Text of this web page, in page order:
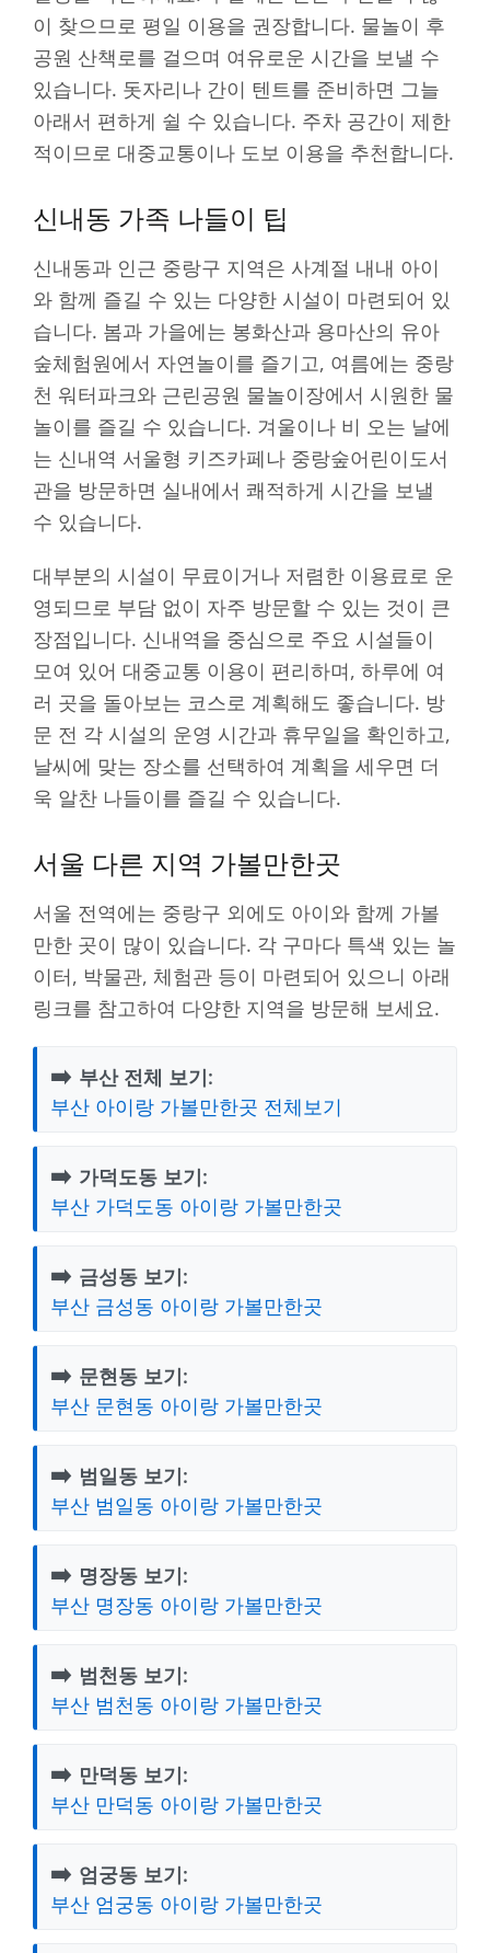
이 찾으므로 평일 이용을 권장합니다. 물놀이 후
공원 산책로를 걸으며 여유로운 시간을 보낼 수
있습니다. 돗자리나 간이 텐트를 준비하면 그늘
아래서 편하게 쉴 수 있습니다. 주차 공간이 제한
적이므로 대중교통이나 도보 이용을 추천합니다.
신내동 가족 나들이 팁
신내동과 인근 중랑구 지역은 사계절 내내 아이
와 함께 즐길 수 있는 다양한 시설이 마련되어 있
습니다. 봄과 가을에는 봉화산과 용마산의 유아
숲체험원에서 자연놀이를 즐기고, 여름에는 중랑
천 워터파크와 근린공원 물놀이장에서 시원한 물
놀이를 즐길 수 있습니다. 겨울이나 비 오는 날에
는 신내역 서울형 키즈카페나 중랑숲어린이도서
관을 방문하면 실내에서 쾌적하게 시간을 보낼
수 있습니다.
대부분의 시설이 무료이거나 저렴한 이용료로 운
영되므로 부담 없이 자주 방문할 수 있는 것이 큰
장점입니다. 신내역을 중심으로 주요 시설들이
모여 있어 대중교통 이용이 편리하며, 하루에 여
러 곳을 돌아보는 코스로 계획해도 좋습니다. 방
문 전 각 시설의 운영 시간과 휴무일을 확인하고,
날씨에 맞는 장소를 선택하여 계획을 세우면 더
욱 알찬 나들이를 즐길 수 있습니다.
서울 다른 지역 가볼만한곳
서울 전역에는 중랑구 외에도 아이와 함께 가볼
만한 곳이 많이 있습니다. 각 구마다 특색 있는 놀
이터, 박물관, 체험관 등이 마련되어 있으니 아래
링크를 참고하여 다양한 지역을 방문해 보세요.
➡️ 부산 전체 보기:
부산 아이랑 가볼만한곳 전체보기
➡️ 가덕도동 보기:
부산 가덕도동 아이랑 가볼만한곳
➡️ 금성동 보기:
부산 금성동 아이랑 가볼만한곳
➡️ 문현동 보기:
부산 문현동 아이랑 가볼만한곳
➡️ 범일동 보기:
부산 범일동 아이랑 가볼만한곳
➡️ 명장동 보기:
부산 명장동 아이랑 가볼만한곳
➡️ 범천동 보기:
부산 범천동 아이랑 가볼만한곳
➡️ 만덕동 보기:
부산 만덕동 아이랑 가볼만한곳
➡️ 엄궁동 보기:
부산 엄궁동 아이랑 가볼만한곳